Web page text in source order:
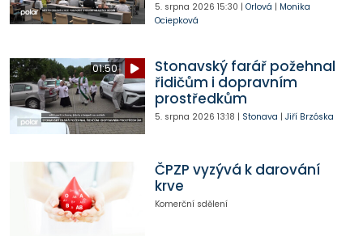
5. srpna 2026 15:30 | Orlová | Monika
Ociepková
01:50
Stonavský farář požehnal
řidičům i dopravním
prostředkům
5. srpna 2026 13:18 | Stonava | Jiří Brzóska
ČPZP vyzývá k darování
krve
Komerční sdělení